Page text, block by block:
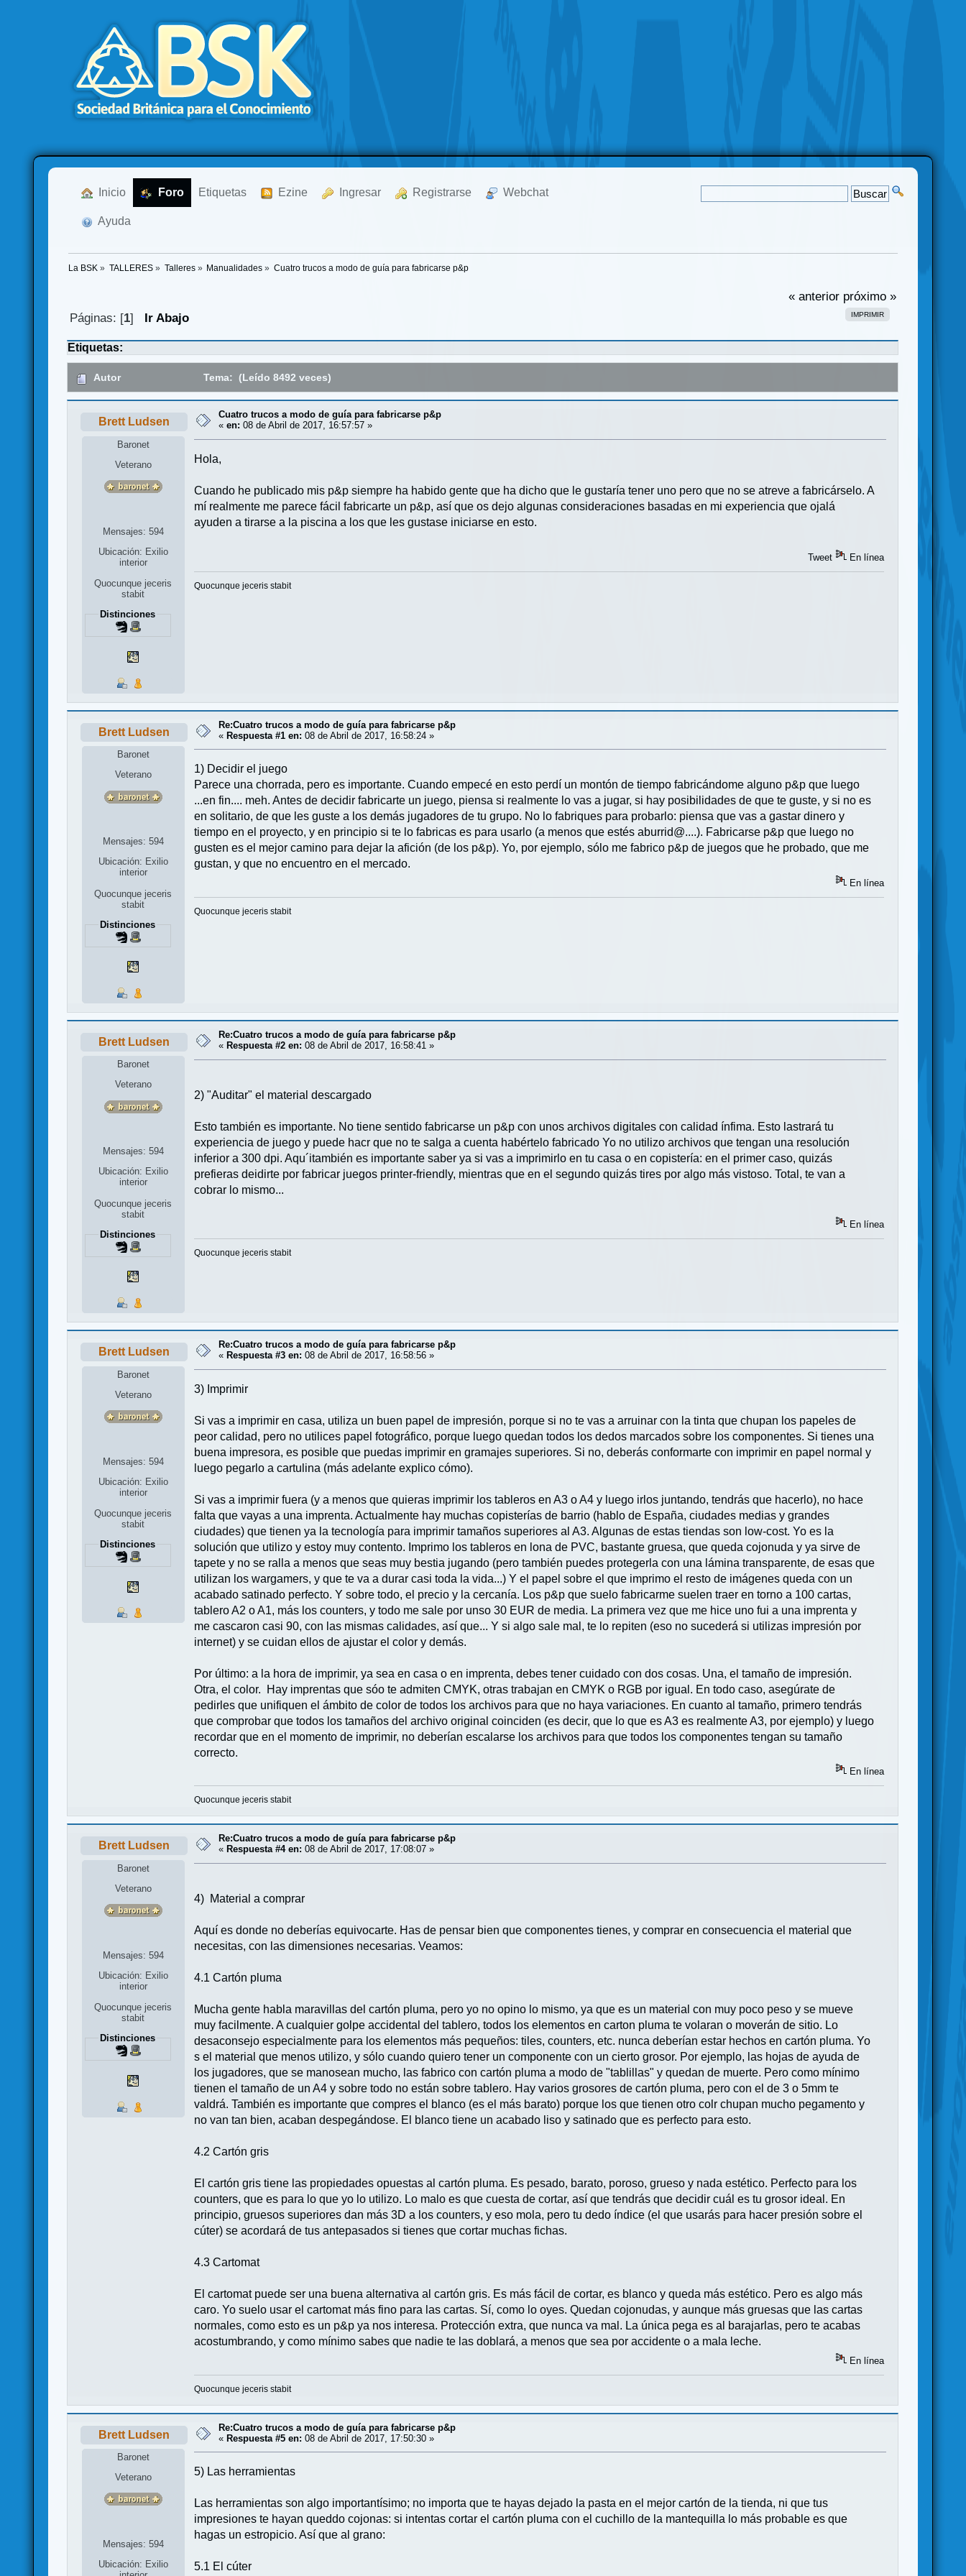
Inicio Foro Etiquetas Ezine Ingresar Registrarse Webchat
Ayuda
La BSK » TALLERES» Talleres» Manualidades » Cuatro trucos a modo de guía para fabricarse p&p
« anterior próximo »
IMPRIMIR
Páginas: [1] Ir Abajo
Etiquetas:
Autor Tema: (Leído 8492 veces)
Brett Ludsen
Baronet
Veterano
Mensajes: 594
Ubicación: Exilio
interior
Quocunque jeceris
stabit
Distinciones
Cuatro trucos a modo de guía para fabricarse p&p
«en: 08 de Abril de 2017, 16:57:57 »
Hola,
Cuando he publicado mis p&p siempre ha habido gente que ha dicho que le gustaría tener uno pero que no se atreve a fabricárselo. A
mí realmente me parece fácil fabricarte un p&p, así que os dejo algunas consideraciones basadas en mi experiencia que ojalá
ayuden a tirarse a la piscina a los que les gustase iniciarse en esto.
Tweet En línea
Quocunque jeceris stabit
Brett Ludsen
Baronet
Veterano
Mensajes: 594
Ubicación: Exilio
interior
Quocunque jeceris
stabit
Distinciones
Re:Cuatro trucos a modo de guía para fabricarse p&p
«Respuesta #1 en: 08 de Abril de 2017, 16:58:24 »
1) Decidir el juego
Parece una chorrada, pero es importante. Cuando empecé en esto perdí un montón de tiempo fabricándome alguno p&p que luego
...en fin.... meh. Antes de decidir fabricarte un juego, piensa si realmente lo vas a jugar, si hay posibilidades de que te guste, y si no es
en solitario, de que les guste a los demás jugadores de tu grupo. No lo fabriques para probarlo: piensa que vas a gastar dinero y
tiempo en el proyecto, y en principio si te lo fabricas es para usarlo (a menos que estés aburrid@....). Fabricarse p&p que luego no
gusten es el mejor camino para dejar la afición (de los p&p). Yo, por ejemplo, sólo me fabrico p&p de juegos que he probado, que me
gustan, y que no encuentro en el mercado.
En línea
Quocunque jeceris stabit
Brett Ludsen
Baronet
Veterano
Mensajes: 594
Ubicación: Exilio
interior
Quocunque jeceris
stabit
Distinciones
Re:Cuatro trucos a modo de guía para fabricarse p&p
« Respuesta #2 en: 08 de Abril de 2017, 16:58:41 »
2) "Auditar" el material descargado
Esto también es importante. No tiene sentido fabricarse un p&p con unos archivos digitales con calidad ínfima. Esto lastrará tu
experiencia de juego y puede hacr que no te salga a cuenta habértelo fabricado Yo no utilizo archivos que tengan una resolución
inferior a 300 dpi. Aqu´itambién es importante saber ya si vas a imprimirlo en tu casa o en copistería: en el primer caso, quizás
prefieras deidirte por fabricar juegos printer-friendly, mientras que en el segundo quizás tires por algo más vistoso. Total, te van a
cobrar lo mismo...
En línea
Quocunque jeceris stabit
Brett Ludsen
Baronet
Veterano
Mensajes: 594
Ubicación: Exilio
interior
Quocunque jeceris
stabit
Distinciones
Re:Cuatro trucos a modo de guía para fabricarse p&p
« Respuesta #3 en: 08 de Abril de 2017, 16:58:56 »
3) Imprimir
Si vas a imprimir en casa, utiliza un buen papel de impresión, porque si no te vas a arruinar con la tinta que chupan los papeles de
peor calidad, pero no utilices papel fotográfico, porque luego quedan todos los dedos marcados sobre los componentes. Si tienes una
buena impresora, es posible que puedas imprimir en gramajes superiores. Si no, deberás conformarte con imprimir en papel normal y
luego pegarlo a cartulina (más adelante explico cómo).
Si vas a imprimir fuera (y a menos que quieras imprimir los tableros en A3 o A4 y luego irlos juntando, tendrás que hacerlo), no hace
falta que vayas a una imprenta. Actualmente hay muchas copisterías de barrio (hablo de España, ciudades medias y grandes
ciudades) que tienen ya la tecnología para imprimir tamaños superiores al A3. Algunas de estas tiendas son low-cost. Yo es la
solución que utilizo y estoy muy contento. Imprimo los tableros en lona de PVC, bastante gruesa, que queda cojonuda y ya sirve de
tapete y no se ralla a menos que seas muy bestia jugando (pero también puedes protegerla con una lámina transparente, de esas que
utilizan los wargamers, y que te va a durar casi toda la vida...) Y el papel sobre el que imprimo el resto de imágenes queda con un
acabado satinado perfecto. Y sobre todo, el precio y la cercanía. Los p&p que suelo fabricarme suelen traer en torno a 100 cartas,
tablero A2 o A1, más los counters, y todo me sale por unso 30 EUR de media. La primera vez que me hice uno fui a una imprenta y
me cascaron casi 90, con las mismas calidades, así que... Y si algo sale mal, te lo repiten (eso no sucederá si utilizas impresión por
internet) y se cuidan ellos de ajustar el color y demás.
Por último: a la hora de imprimir, ya sea en casa o en imprenta, debes tener cuidado con dos cosas. Una, el tamaño de impresión.
Otra, el color. Hay imprentas que sóo te admiten CMYK, otras trabajan en CMYK o RGB por igual. En todo caso, asegúrate de
pedirles que unifiquen el ámbito de color de todos los archivos para que no haya variaciones. En cuanto al tamaño, primero tendrás
que comprobar que todos los tamaños del archivo original coinciden (es decir, que lo que es A3 es realmente A3, por ejemplo) y luego
recordar que en el momento de imprimir, no deberían escalarse los archivos para que todos los componentes tengan su tamaño
correcto.
En línea
Quocunque jeceris stabit
Brett Ludsen
Baronet
Veterano
Mensajes: 594
Ubicación: Exilio
interior
Quocunque jeceris
stabit
Distinciones
Re:Cuatro trucos a modo de guía para fabricarse p&p
« Respuesta #4 en: 08 de Abril de 2017, 17:08:07 »
4) Material a comprar
Aquí es donde no deberías equivocarte. Has de pensar bien que componentes tienes, y comprar en consecuencia el material que
necesitas, con las dimensiones necesarias. Veamos:
4.1 Cartón pluma
Mucha gente habla maravillas del cartón pluma, pero yo no opino lo mismo, ya que es un material con muy poco peso y se mueve
muy facilmente. A cualquier golpe accidental del tablero, todos los elementos en carton pluma te volaran o moverán de sitio. Lo
desaconsejo especialmente para los elementos más pequeños: tiles, counters, etc. nunca deberían estar hechos en cartón pluma. Yo
s el material que menos utilizo, y sólo cuando quiero tener un componente con un cierto grosor. Por ejemplo, las hojas de ayuda de
los jugadores, que se manosean mucho, las fabrico con cartón pluma a modo de "tablillas" y quedan de muerte. Pero como mínimo
tienen el tamaño de un A4 y sobre todo no están sobre tablero. Hay varios grosores de cartón pluma, pero con el de 3 o 5mm te
valdrá. También es importante que compres el blanco (es el más barato) porque los que tienen otro colr chupan mucho pegamento y
no van tan bien, acaban despegándose. El blanco tiene un acabado liso y satinado que es perfecto para esto.
4.2 Cartón gris
El cartón gris tiene las propiedades opuestas al cartón pluma. Es pesado, barato, poroso, grueso y nada estético. Perfecto para los
counters, que es para lo que yo lo utilizo. Lo malo es que cuesta de cortar, así que tendrás que decidir cuál es tu grosor ideal. En
principio, gruesos superiores dan más 3D a los counters, y eso mola, pero tu dedo índice (el que usarás para hacer presión sobre el
cúter) se acordará de tus antepasados si tienes que cortar muchas fichas.
4.3 Cartomat
El cartomat puede ser una buena alternativa al cartón gris. Es más fácil de cortar, es blanco y queda más estético. Pero es algo más
caro. Yo suelo usar el cartomat más fino para las cartas. Sí, como lo oyes. Quedan cojonudas, y aunque más gruesas que las cartas
normales, como esto es un p&p ya nos interesa. Protección extra, que nunca va mal. La única pega es al barajarlas, pero te acabas
acostumbrando, y como mínimo sabes que nadie te las doblará, a menos que sea por accidente o a mala leche.
En línea
Quocunque jeceris stabit
Brett Ludsen
Baronet
Veterano
Mensajes: 594
Ubicación: Exilio
Re:Cuatro trucos a modo de guía para fabricarse p&p
«Respuesta #5 en: 08 de Abril de 2017, 17:50:30 »
5) Las herramientas
Las herramientas son algo importantísimo; no importa que te hayas dejado la pasta en el mejor cartón de la tienda, ni que tus
impresiones te hayan queddo cojonas: si intentas cortar el cartón pluma con el cuchillo de la mantequilla lo más probable es que
hagas un estropicio. Así que al grano:
5.1 El cúter